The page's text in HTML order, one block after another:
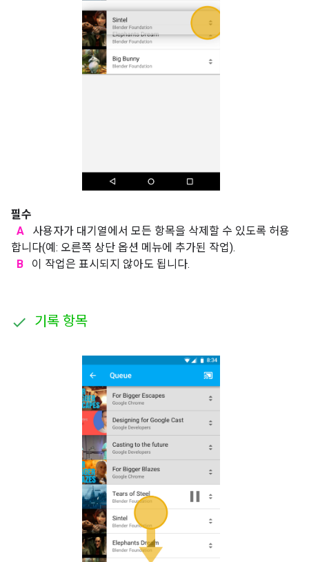
필수
A
사용자가 대기열에서 모든 항목을 삭제할 수 있도록 허용
합니다(예: 오른쪽 상단 옵션 메뉴에 추가된 작업).
B
이 작업은 표시되지 않아도 됩니다.
기록 항목